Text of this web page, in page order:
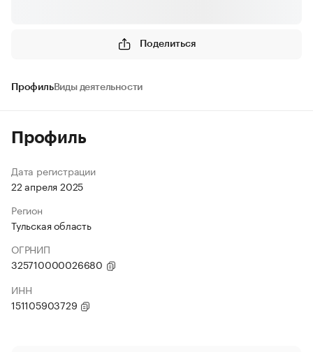
Поделиться
ПрофильВиды деятельности
Профиль
Дата регистрации
22 апреля 2025
Регион
Тульская область
ОГРНИП
325710000026680
ИНН
151105903729